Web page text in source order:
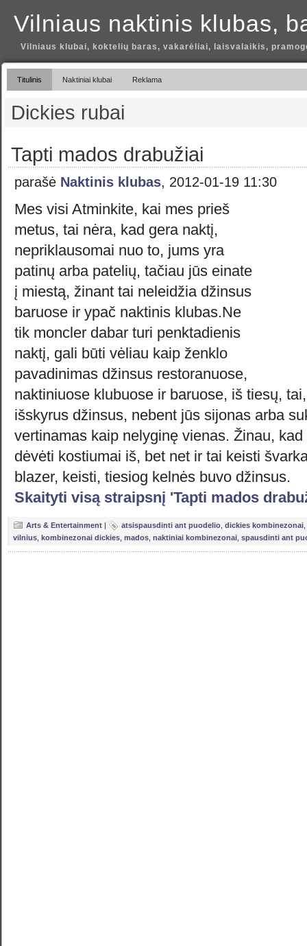
Vilniaus naktinis klubas,
Vilniaus klubai, koktelių baras, vakarėliai, laisvalaikis,
Titulinis Naktiniai klubai Reklama
Dickies rubai
Tapti mados drabužiai
parašė Naktinis klubas, 2012-01-19 11:30
Mes visi Atminkite, kai mes prieš
metus, tai nėra, kad gera naktį,
nepriklausomai nuo to, jums yra
patinų arba patelių, tačiau jūs einate
į miestą, žinant tai neleidžia džinsus
baruose ir ypač naktinis klubas.Ne
tik moncler dabar turi penktadienis
naktį, gali būti vėliau kaip ženklo
pavadinimas džinsus restoranuose,
naktiniuose klubuose ir baruose, iš tiesų,
išskyrus džinsus, nebent jūs sijonas arba
vertinamas kaip nelyginę vienas. Žinau,
dėvėti kostiumai iš, bet net ir tai keisti
blazer, keisti, tiesiog kelnės buvo džinsus.
Skaityti visą straipsnį 'Tapti mados
Arts & Entertainment | atsispausdinti ant puodelio dickies kombinezonai
vilnius kombinezonai dickies mados naktiniai kombinezonai spausdinti ant